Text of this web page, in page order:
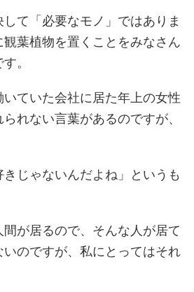
て「必要なモノ」ではありま
葉植物を置くことをみなさん
。
ていた会社に居た年上の女性
れない言葉があるのですが、
きじゃないんだよね」というも
間が居るので、そんな人が居て
いのですが、私にとってはそれ